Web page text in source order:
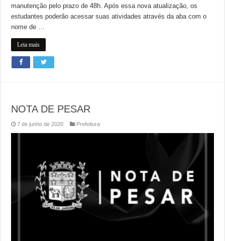
manutenção pelo prazo de 48h. Após essa nova atualização, os
estudantes poderão acessar suas atividades através da aba com o
nome de …
Leia mais
NOTA DE PESAR
7 de junho de 2020 Prefeitura